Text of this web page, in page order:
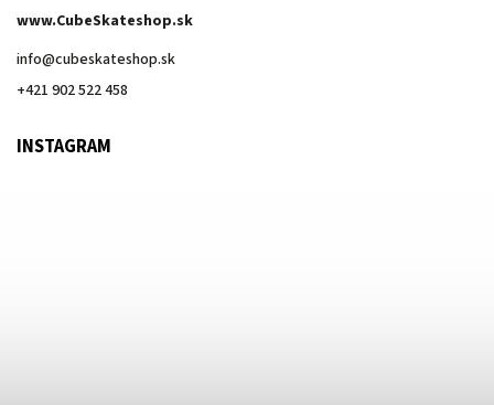
www.CubeSkateshop.sk
info@cubeskateshop.sk
+421 902 522 458
INSTAGRAM